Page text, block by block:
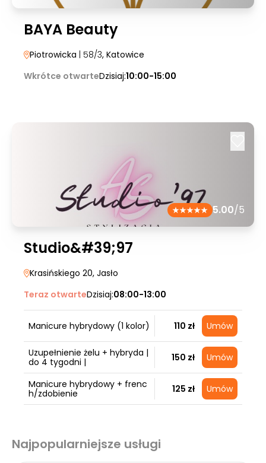
BAYA Beauty
Piotrowicka | 58/3, Katowice
Wkrótce otwarteDzisiaj:10:00-15:00
5.00/5
Studio&#39;97
Krasińskiego 20, Jasło
Teraz otwarteDzisiaj:08:00-13:00
Manicure hybrydowy (1 kolor) 110 zł Umów
Uzupełnienie żelu + hybryda |
do 4 tygodni |
150 zł Umów
Manicure hybrydowy + frenc
h/zdobienie
125 zł Umów
Najpopularniejsze usługi